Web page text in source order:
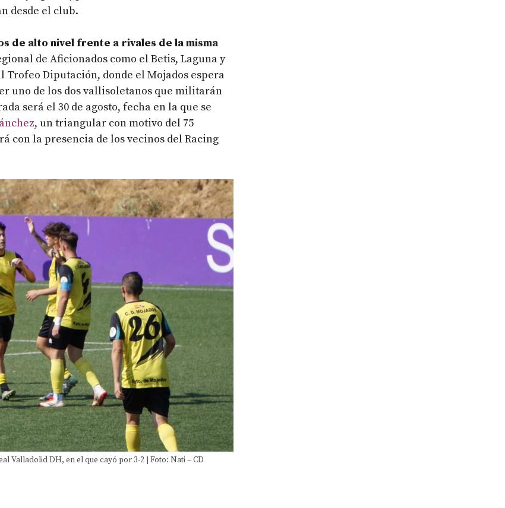
desde el club.
de alto nivel frente a rivales de la misma
de Aficionados como el Betis, Laguna y
Diputación, donde el Mojados espera
uno de los dos vallisoletanos que militarán
será el 30 de agosto, fecha en la que se
, un triangular con motivo del 75
con la presencia de los vecinos del Racing
Valladolid DH, en el que cayó por 3-2 | Foto: Nati – CD